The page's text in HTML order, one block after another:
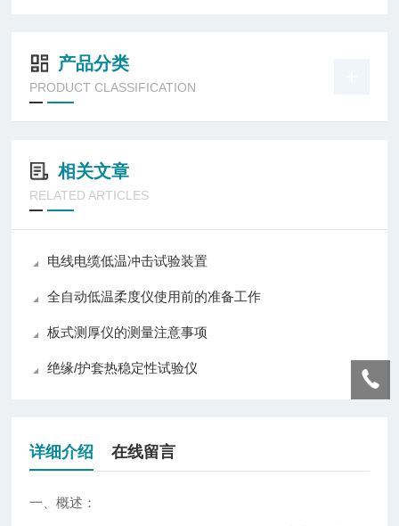
产品分类
PRODUCT CLASSIFICATION
相关文章
RELATED ARTICLES
电线电缆低温冲击试验装置
全自动低温柔度仪使用前的准备工作
板式测厚仪的测量注意事项
绝缘/护套热稳定性试验仪
详细介绍 在线留言
一、概述：